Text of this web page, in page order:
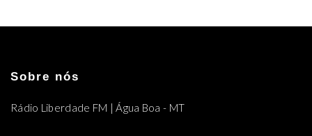
Sobre nós
Rádio Liberdade FM | Água Boa - MT